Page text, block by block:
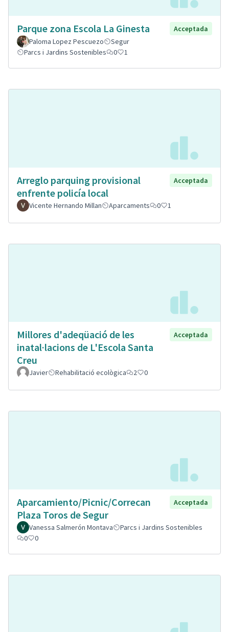
Parque zona Escola La Ginesta
Acceptada
Paloma Lopez Pescuezo
Segur
Parcs i Jardins Sostenibles
0 1
Arreglo parquing provisional
enfrente policía local
Acceptada
Vicente Hernando Millan Aparcaments 0 1
Millores d'adeqüació de les
inatal·lacions de L'Escola Santa
Creu
Acceptada
Javier Rehabilitació ecològica 2 0
Aparcamiento/Picnic/Correcan
Plaza Toros de Segur
Acceptada
Vanessa Salmerón Montava
Parcs i Jardins Sostenibles
0
0